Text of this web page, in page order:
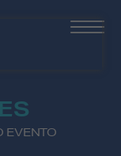
EVENTO